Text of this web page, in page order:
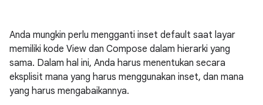
Anda mungkin perlu mengganti inset default saat layar
memiliki kode View dan Compose dalam hierarki yang
sama. Dalam hal ini, Anda harus menentukan secara
eksplisit mana yang harus menggunakan inset, dan mana
yang harus mengabaikannya.